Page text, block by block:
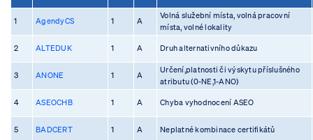
1 AgendyCS 1 A
Volná služební místa, volná pracovní
místa, volné lokality
2 ALTEDUK 1 A Druh alternativního důkazu
3 ANONE 1 A
Určení,platnosti či výskytu příslušného
atributu (0-NE,1-ANO)
4 ASEOCHB 1 A Chyba vyhodnocení ASEO
5 BADCERT 1 A Neplatné kombinace certifikátů